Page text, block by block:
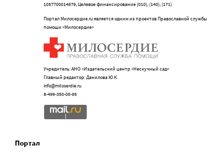
1057700014679, Целевое финансирование (010), (140), (171)
Портал Милосердие.ru является одним из проектов Православной службы
помощи «Милосердие»
Учредитель: АНО «Издательский центр «Нескучный сад»
Главный редактор: Данилова Ю.К.
info@miloserdie.ru
8-499-350-05-95
Портал